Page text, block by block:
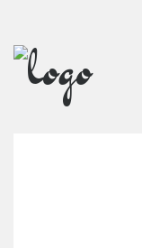
Skip
content